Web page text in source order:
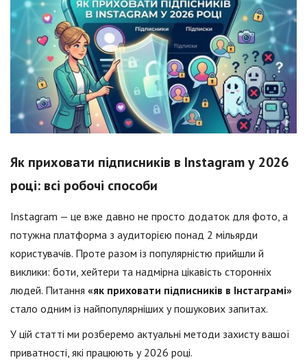
Як приховати підписників в Instagram у 2026
році: всі робочі способи
Instagram — це вже давно не просто додаток для фото, а
потужна платформа з аудиторією понад 2 мільярди
користувачів. Проте разом із популярністю прийшли й
виклики: боти, хейтери та надмірна цікавість сторонніх
людей. Питання «як приховати підписників в Інстаграмі»
стало одним із найпопулярніших у пошукових запитах.
У цій статті ми розберемо актуальні методи захисту вашої
приватності, які працюють у 2026 році.